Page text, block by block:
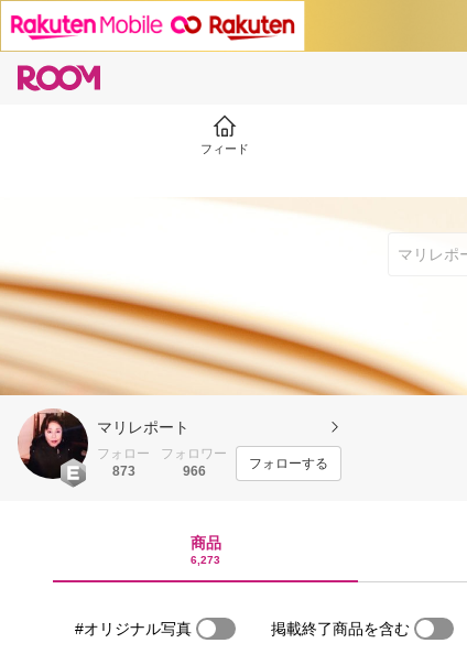
フィード
マリレポート
フォロー
873
フォロワー
966
フォローする
商品
6,273
#オリジナル写真 掲載終了商品を含む